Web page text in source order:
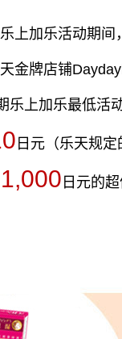
乐上加乐活动期间，
金牌店铺
乐上加乐最低活
日元（乐天规定
1,000 日元的超